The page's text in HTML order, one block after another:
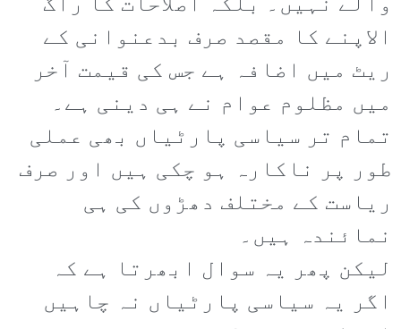
الاپنے کا مقصد صرف بدعنوانی کے
ریٹ میں اضافہ ہے جس کی قیمت آخر
میں مظلوم عوام نے ہی دینی ہے۔
تمام تر سیاسی پارٹیاں بھی عملی
طور پر ناکارہ ہو چکی ہیں اور صرف
ریاست کے مختلف دھڑوں کی ہی
نمائندہ ہیں۔
لیکن پھر یہ سوال ابھرتا ہے کہ
اگر یہ سیاسی پارٹیاں نہ چاہیں